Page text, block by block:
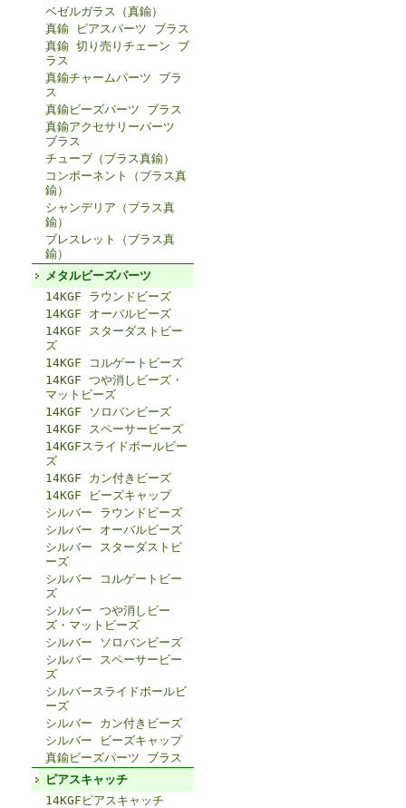
ベゼルガラス（真鍮）
真鍮 ピアスパーツ ブラス
真鍮 切り売りチェーン ブ
ラス
真鍮チャームパーツ ブラ
ス
真鍮ビーズパーツ ブラス
真鍮アクセサリーパーツ
ブラス
チューブ（ブラス真鍮）
コンポーネント（ブラス真
鍮）
シャンデリア（ブラス真
鍮）
ブレスレット（ブラス真
鍮）
メタルビーズパーツ
14KGF ラウンドビーズ
14KGF オーバルビーズ
14KGF スターダストビー
ズ
14KGF コルゲートビーズ
14KGF つや消しビーズ・
マットビーズ
14KGF ソロバンビーズ
14KGF スペーサービーズ
14KGFスライドボールビー
ズ
14KGF カン付きビーズ
14KGF ビーズキャップ
シルバー ラウンドビーズ
シルバー オーバルビーズ
シルバー スターダストビ
ーズ
シルバー コルゲートビー
ズ
シルバー つや消しビー
ズ・マットビーズ
シルバー ソロバンビーズ
シルバー スペーサービー
ズ
シルバースライドボールビ
ーズ
シルバー カン付きビーズ
シルバー ビーズキャップ
真鍮ビーズパーツ ブラス
ピアスキャッチ
14KGFピアスキャッチ